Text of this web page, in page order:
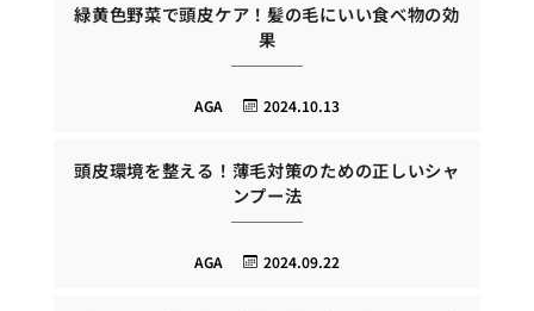
緑黄色野菜で頭皮ケア！髪の毛にいい食べ物の効
果
2024.10.13
AGA
頭皮環境を整える！薄毛対策のための正しいシャ
ンプー法
2024.09.22
AGA